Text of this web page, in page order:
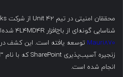
شناسایی گونه‌ای از باج‌افزار ۴L4MD4R شده‌اند که بر پایه کد متن‌باز
Mauri870 توسعه یافته است. این کشف
انجام شده است.